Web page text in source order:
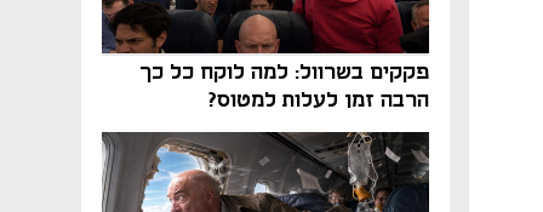
פקקים בשרוול: למה לוקח כל כך
הרבה זמן לעלות למטוס?